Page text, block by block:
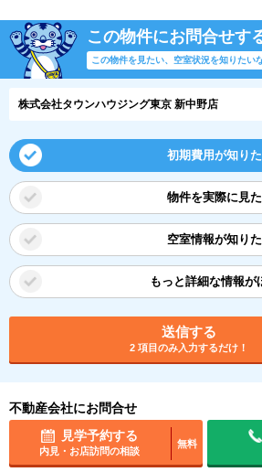
この物件にお問合せす
この物件を見たい、空室状況を知りたい
株式会社タウンハウジング東京 新中野店
初期費用が知り
物件を実際に見
空室情報が知り
もっと詳細な情報が
送信する
2 項目のみ入力するだけ！
不動産会社にお問合せ
見学予約する
内見・お店訪問の相談
無料